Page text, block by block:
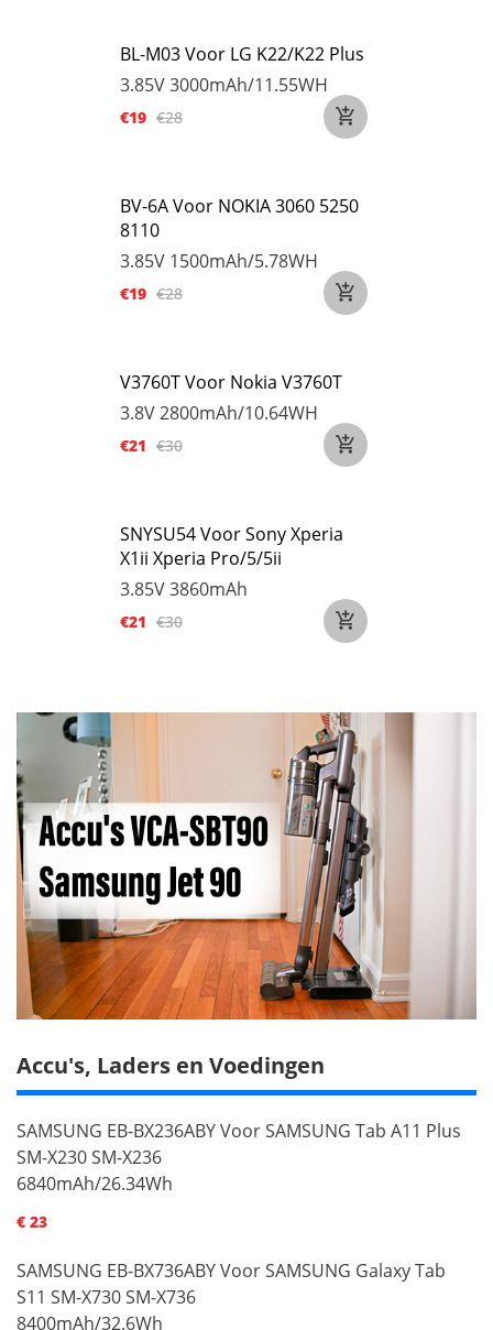
BL-M03 Voor LG K22/K22 Plus
3.85V3000mAh/11.55WH
€19 €28
BV-6A Voor NOKIA 3060 5250
8110
3.85V 1500mAh/5.78WH
€19 €28
V3760T Voor Nokia V3760T
3.8V2800mAh/10.64WH
€21 €30
SNYSU54 Voor Sony Xperia
X1ii Xperia Pro/5/5ii
3.85V3860mAh
€21 €30
Accu's, Laders en Voedingen
SAMSUNG EB-BX236ABY Voor SAMSUNG Tab A11 Plus
SM-X230 SM-X236
6840mAh/26.34Wh
€ 23
SAMSUNG EB-BX736ABY Voor SAMSUNG Galaxy Tab
S11 SM-X730 SM-X736
8400mAh/32.6Wh